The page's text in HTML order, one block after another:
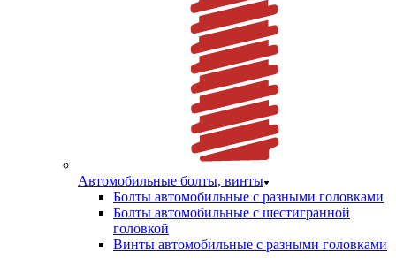
Автомобильные болты, винты
Болты автомобильные с разными головками
Болты автомобильные с шестигранной
головкой
Винты автомобильные с разными головками